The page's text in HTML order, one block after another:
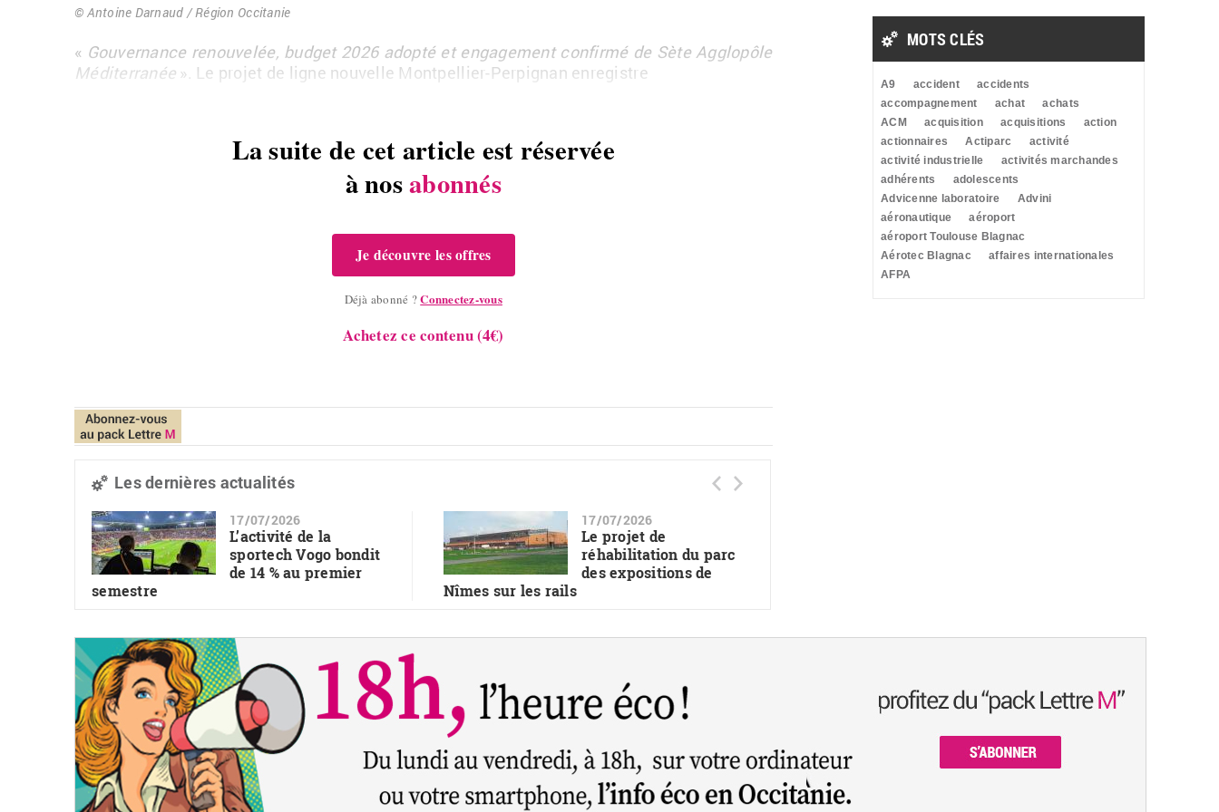
© An­toine Dar­naud / Ré­gion Oc­ci­ta­nie
« Gou­ver­nance re­nou­ve­lée, bud­get 2026 adopté et en­ga­ge­ment confirmé de Sète Ag­glo­pôle
Mé­di­ter­ra­née ». Le pro­jet de ligne nou­velle Mont­pel­lier-Per­pi­gnan en­re­gistre
La suite de cet article est réservée
à nosabonnés
Je découvre les offres
Déjà abonné ?Connectez-vous
Achetez ce contenu (4€)
Les dernières actualités
17/07/2026
L’activité de la
sportech Vogo bondit
de 14 % au premier
semestre
17/07/2026
Le projet de
réhabilitation du parc
des expositions de
Nîmes sur les rails
MOTS CLÉS
A9 accident
accidents
accompagnement
achat
achats
ACM
acquisition acquisitions
action
actionnaires
Actiparc
activité
activité industrielle
activités marchandes
adhérents
adolescents
Advicenne laboratoire
Advini
aéronautique
aéroport
aéroport Toulouse Blagnac
Aérotec Blagnac
affaires internationales
AFPA